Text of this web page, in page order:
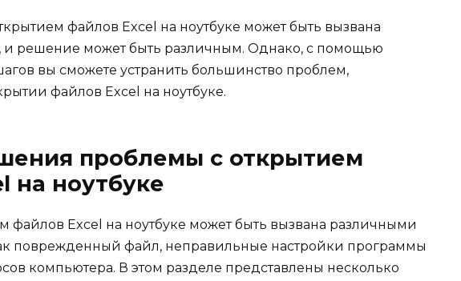
файлов Excel на ноутбуке может быть вызвана
решение может быть различным. Однако, с помощью
вы сможете устранить большинство проблем,
файлов Excel на ноутбуке.
проблемы с открытием
на ноутбуке
файлов Excel на ноутбуке может быть вызвана различными
поврежденный файл, неправильные настройки программы
компьютера. В этом разделе представлены несколько